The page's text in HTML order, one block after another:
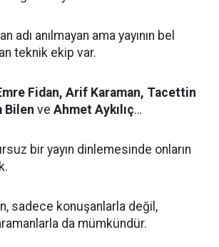
adı anılmayan ama yayının bel
teknik ekip var.
Fidan, Arif Karaman, Tacettin
Bilen ve Ahmet Aykılıç…
bir yayın dinlemesinde onların
sadece konuşanlarla değil,
da mümkündür.